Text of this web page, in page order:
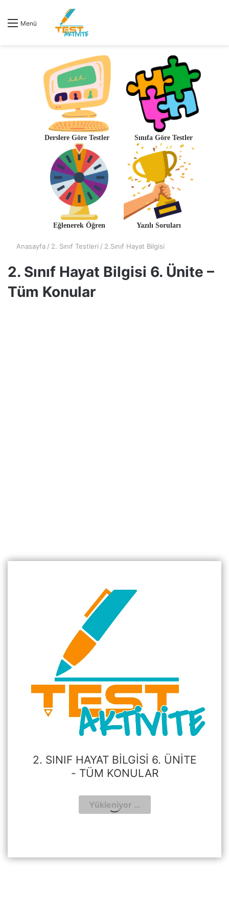
Menü
Derslere Göre Testler Sınıfa Göre Testler
Eğlenerek Öğren Yazılı Soruları
Anasayfa / 2. Sınıf Testleri / 2.Sınıf Hayat Bilgisi
2. Sınıf Hayat Bilgisi 6. Ünite –
Tüm Konular
2. SINIF HAYAT BILGISI 6. ÜNITE
- TÜM KONULAR